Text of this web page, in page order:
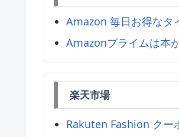
Amazon 毎日お得なタ
Amazonプライムは本
楽天市場
Rakuten Fashion クー